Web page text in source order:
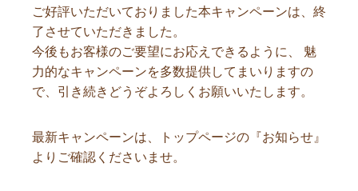
ご好評いただいておりました本キャンペーンは、終
了させていただきました。
今後もお客様のご要望にお応えできるように、 魅
力的なキャンペーンを多数提供してまいりますの
で、引き続きどうぞよろしくお願いいたします。
最新キャンペーンは、トップページの『お知らせ』
よりご確認くださいませ。